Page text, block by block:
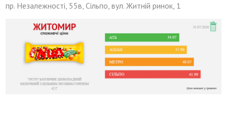
пр. Незалежності, 55в, Сільпо, вул. Житній ринок, 1